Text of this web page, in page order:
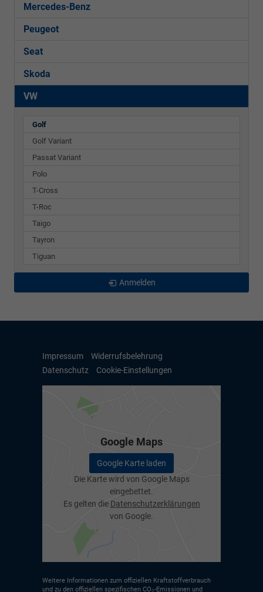
Mercedes-Benz
Peugeot
Seat
Skoda
VW
Golf
Golf Variant
Passat Variant
Polo
T-Cross
T-Roc
Taigo
Tayron
Tiguan
Anmelden
Impressum
Widerrufsbelehrung
Datenschutz
Cookie-Einstellungen
Google Maps
Google Karte laden
Die Karte wird von Google Maps
eingebettet.
Es gelten die Datenschutzerklärungen
von Google.
Weitere Informationen zum offiziellen Kraftstoffverbrauch
und zu den offiziellen spezifischen CO -Emissionen und